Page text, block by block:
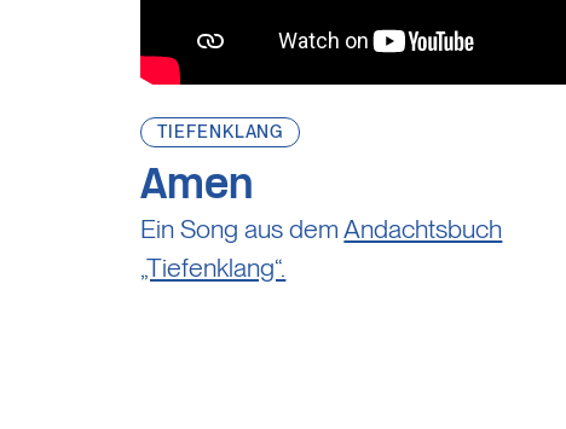
TIEFENKLANG
Amen
Ein Song aus demAndachtsbuch
„Tiefenklang“.